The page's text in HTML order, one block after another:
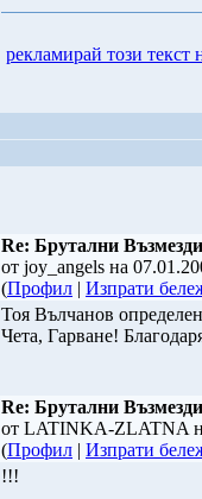
рекламирай този текст
Re: Брутални
от joy_angels на
(Профил | Изпрати
Тоя Вълчанов
Чета, Гарване!
Re: Брутални
от LATINKA-ZLATNA
(Профил | Изпрати
!!!